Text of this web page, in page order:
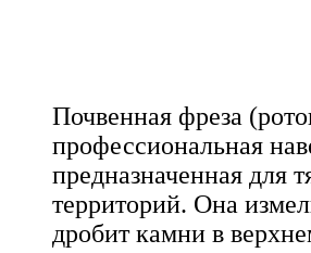
Почвенная фреза
профессиональная
предназначенная для
территорий. Она
дробит камни в